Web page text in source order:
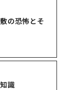
の恐怖とそ
識